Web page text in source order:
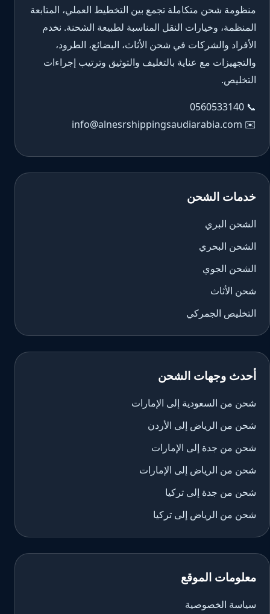
منظومة شحن متكاملة تجمع بين التخطيط العملي، المتابعة
المنظمة، وخيارات النقل المناسبة لطبيعة الشحنة. نخدم
الأفراد والشركات في شحن الأثاث، البضائع، الطرود،
والتجهيزات مع عناية بالتغليف والتوثيق وترتيب إجراءات
التخليص.
📞
0560533140
✉️
info@alnesrshippingsaudiarabia.com
خدمات الشحن
الشحن البري
الشحن البحري
الشحن الجوي
شحن الأثاث
التخليص الجمركي
أحدث وجهات الشحن
شحن من السعودية إلى الإمارات
شحن من الرياض إلى الأردن
شحن من جدة إلى الإمارات
شحن من الرياض إلى الإمارات
شحن من جدة إلى تركيا
شحن من الرياض إلى تركيا
معلومات الموقع
سياسة الخصوصية